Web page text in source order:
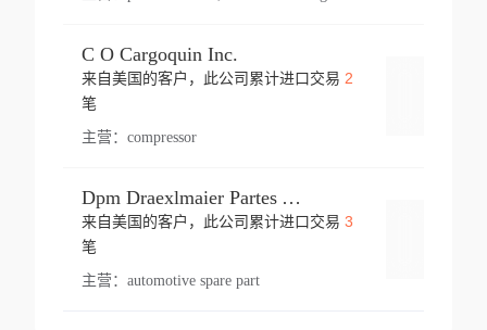
C O Cargoquin Inc.
来自美国的客户，此公司累计进口交易 2
笔
主营： compressor
Dpm Draexlmaier Partes Automotrices Corr Ind Huejotzingo
来自美国的客户，此公司累计进口交易 3
笔
主营： automotive spare part